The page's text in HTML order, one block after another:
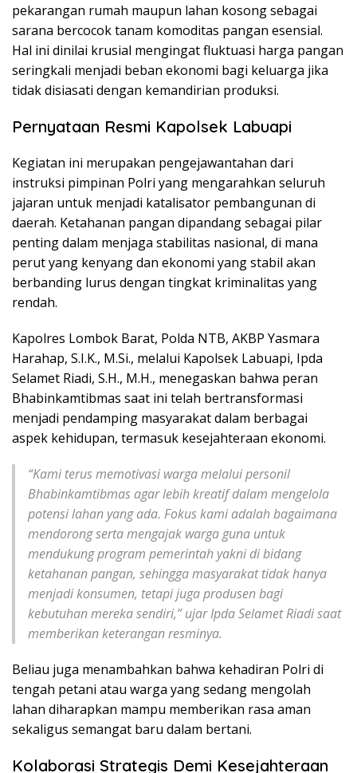
pekarangan rumah maupun lahan kosong sebagai
sarana bercocok tanam komoditas pangan esensial.
Hal ini dinilai krusial mengingat fluktuasi harga pangan
seringkali menjadi beban ekonomi bagi keluarga jika
tidak disiasati dengan kemandirian produksi.
Pernyataan Resmi Kapolsek Labuapi
Kegiatan ini merupakan pengejawantahan dari
instruksi pimpinan Polri yang mengarahkan seluruh
jajaran untuk menjadi katalisator pembangunan di
daerah. Ketahanan pangan dipandang sebagai pilar
penting dalam menjaga stabilitas nasional, di mana
perut yang kenyang dan ekonomi yang stabil akan
berbanding lurus dengan tingkat kriminalitas yang
rendah.
Kapolres Lombok Barat, Polda NTB, AKBP Yasmara
Harahap, S.I.K., M.Si., melalui Kapolsek Labuapi, Ipda
Selamet Riadi, S.H., M.H., menegaskan bahwa peran
Bhabinkamtibmas saat ini telah bertransformasi
menjadi pendamping masyarakat dalam berbagai
aspek kehidupan, termasuk kesejahteraan ekonomi.
“Kami terus memotivasi warga melalui personil
Bhabinkamtibmas agar lebih kreatif dalam mengelola
potensi lahan yang ada. Fokus kami adalah bagaimana
mendorong serta mengajak warga guna untuk
mendukung program pemerintah yakni di bidang
ketahanan pangan, sehingga masyarakat tidak hanya
menjadi konsumen, tetapi juga produsen bagi
kebutuhan mereka sendiri,” ujar Ipda Selamet Riadi saat
memberikan keterangan resminya.
Beliau juga menambahkan bahwa kehadiran Polri di
tengah petani atau warga yang sedang mengolah
lahan diharapkan mampu memberikan rasa aman
sekaligus semangat baru dalam bertani.
Kolaborasi Strategis Demi Kesejahteraan